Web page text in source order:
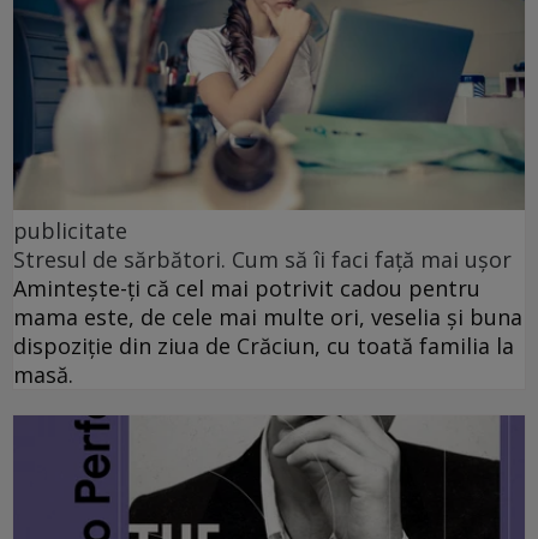
publicitate
Stresul de sărbători. Cum să îi faci față mai ușor
Amintește-ți că cel mai potrivit cadou pentru
mama este, de cele mai multe ori, veselia și buna
dispoziție din ziua de Crăciun, cu toată familia la
masă.